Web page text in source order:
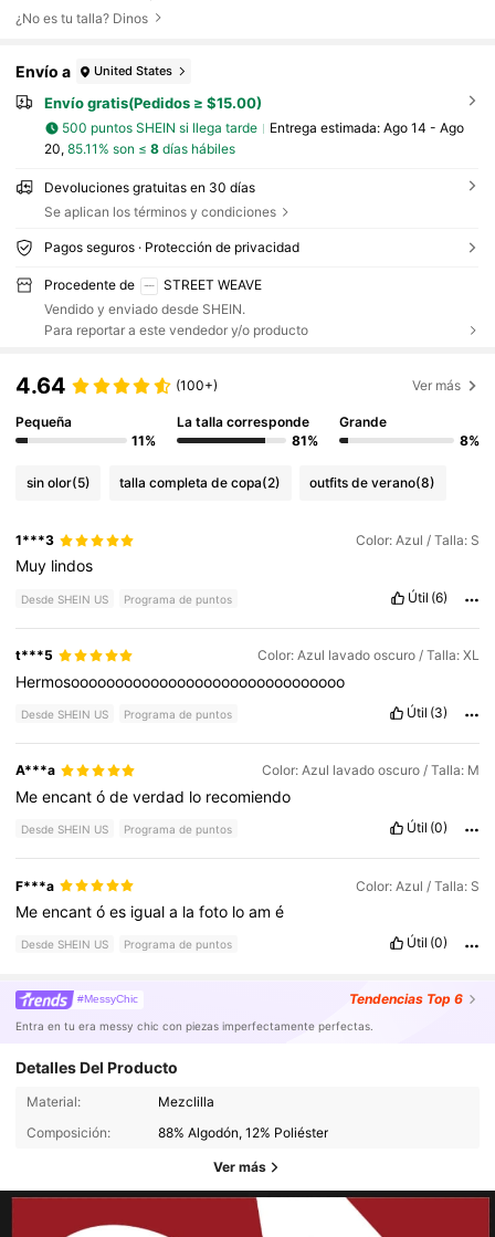
¿No es tu talla? Dinos
Envío a United States
Envío gratis(Pedidos ≥ $15.00)
500 puntos SHEIN si llega tarde Entrega estimada: Ago 14 - Ago
20, 85.11% son ≤ 8días hábiles
Devoluciones gratuitas en 30 días
Se aplican los términos y condiciones
Pagos seguros · Protección de privacidad
Procedente de
STREET WEAVE
Vendido y enviado desde SHEIN.
Para reportar a este vendedor y/o producto
4.64 (100+) Ver más
Pequeña
11%
La talla corresponde
81%
Grande
8%
sin olor(5) talla completa de copa(2) outfits de verano(8)
1***3 Color: Azul / Talla: S
Muy lindos
Desde SHEIN US Programa de puntos Útil (6)
t***5 Color: Azul lavado oscuro / Talla: XL
Hermosooooooooooooooooooooooooooooooo
Desde SHEIN US Programa de puntos Útil (3)
A***a Color: Azul lavado oscuro / Talla: M
Meencantódeverdad lo recomiendo
Desde SHEIN US Programa de puntos Útil (0)
F***a Color: Azul / Talla: S
Meencantóes iguala lafoto loamé
Desde SHEIN US Programa de puntos Útil (0)
#MessyChic Tendencias Top 6
Entra en tu era messy chic con piezas imperfectamente perfectas.
Detalles Del Producto
Material:
Mezclilla
Composición:
88% Algodón, 12% Poliéster
Ver más